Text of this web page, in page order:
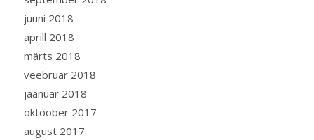
juuni 2018
aprill 2018
märts 2018
veebruar 2018
jaanuar 2018
oktoober 2017
august 2017